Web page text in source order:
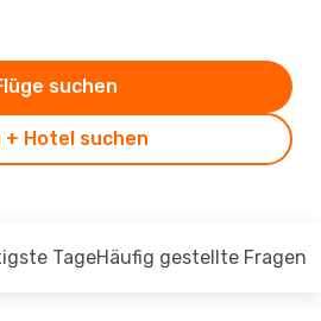
+ Hotel suchen
suchen
TageHäufig gestellte Fragen